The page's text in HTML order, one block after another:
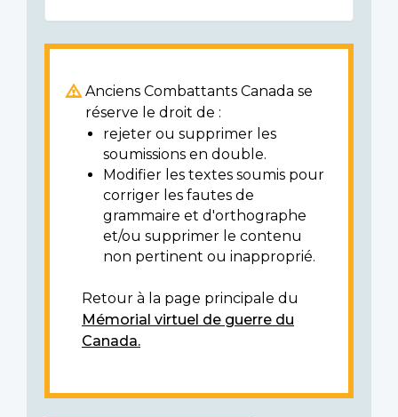
Anciens Combattants Canada se
réserve le droit de :
rejeter ou supprimer les
soumissions en double.
Modifier les textes soumis pour
corriger les fautes de
grammaire et d'orthographe
et/ou supprimer le contenu
non pertinent ou inapproprié.
Retour à la page principale du
Mémorial virtuel de guerre du
Canada.